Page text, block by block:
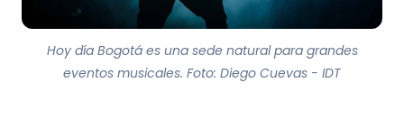
Hoy día Bogotá es una sede natural para grandes
eventos musicales. Foto: Diego Cuevas - IDT